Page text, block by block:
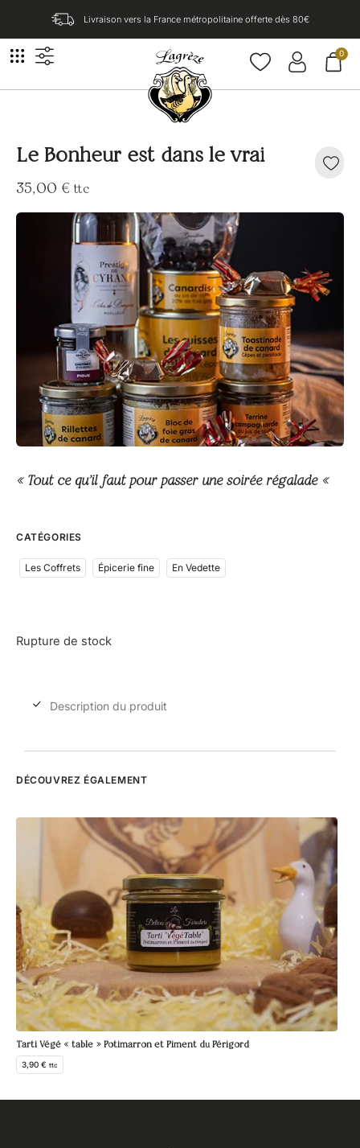
Livraison vers la France métropolitaine offerte dès 80€​
0
DÉCOUVREZ ÉGALEMENT
Tarti Végé « table » Potimarron et Piment du Périgord
3,90 € ttc
Le Bonheur est dans le vrai
35,00 € ttc
« Tout ce qu’il faut pour passer une soirée régalade «
CATÉGORIES
Les Coffrets Épicerie fine En Vedette
Rupture de stock
Description du produit